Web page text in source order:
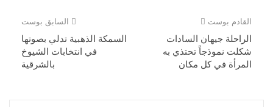
السابق بوست
السمكة الذهبية تدلي بصوتها
في انتخابات الشيوخ
بالشرقية
القادم بوست
الراحلة جيهان السادات
شكلت نموذجاً تحتذي به
المرأة في كل مكان